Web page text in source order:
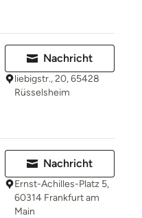
Nachricht
liebigstr., 20, 65428
Rüsselsheim
Nachricht
Ernst-Achilles-Platz 5,
60314 Frankfurt am
Main